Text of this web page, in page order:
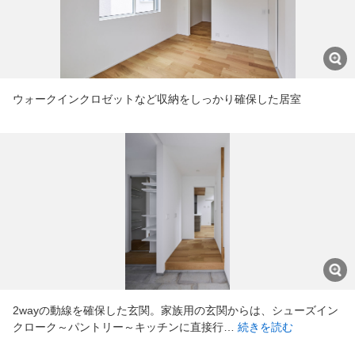
ウォークインクロゼットなど収納をしっかり確保した居室
2wayの動線を確保した玄関。家族用の玄関からは、シューズイン
クローク～パントリー～キッチンに直接行… 続きを読む